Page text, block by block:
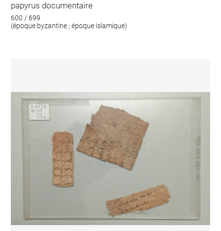
papyrus documentaire
600 / 699
(époque byzantine ; époque islamique)